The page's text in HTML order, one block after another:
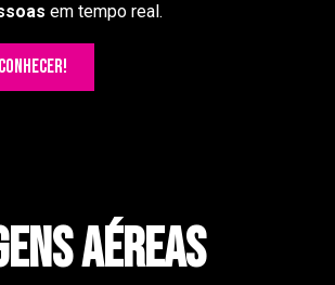
em tempo real.
aéreas